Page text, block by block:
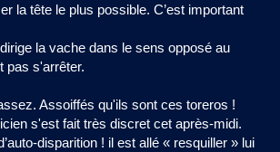
la tête le plus possible. C’est important
la vache dans le sens opposé au
pas s'arrêter.
Assoiffés qu'ils sont ces toreros !
s'est fait très discret cet après-midi.
disparition ! il est allé « resquiller » lui